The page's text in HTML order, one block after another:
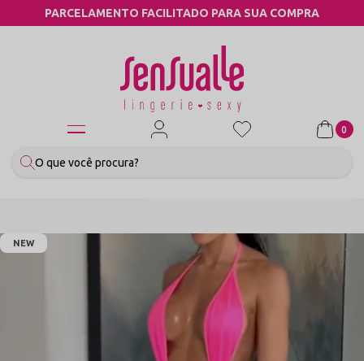
COMPRE PELO WHATSAPP
0
NEW